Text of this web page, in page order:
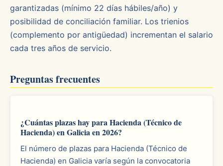
garantizadas (mínimo 22 días hábiles/año) y
posibilidad de conciliación familiar. Los trienios
(complemento por antigüedad) incrementan el salario
cada tres años de servicio.
Preguntas frecuentes
¿Cuántas plazas hay para Hacienda (Técnico de
Hacienda) en Galicia en 2026?
El número de plazas para Hacienda (Técnico de
Hacienda) en Galicia varía según la convocatoria